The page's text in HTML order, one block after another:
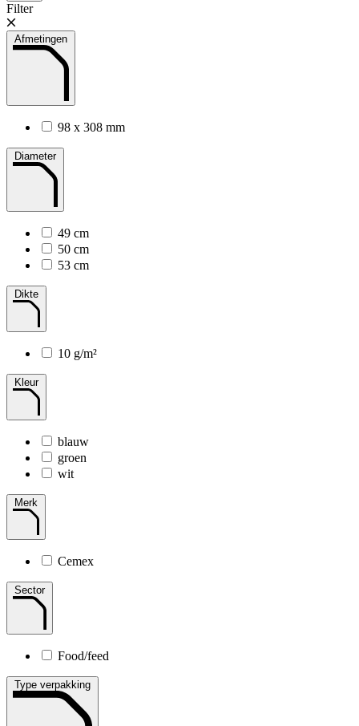
Filter
Afmetingen
98 x 308 mm
Diameter
49 cm
50 cm
53 cm
Dikte
10 g/m²
Kleur
blauw
groen
wit
Merk
Cemex
Sector
Food/feed
Type verpakking